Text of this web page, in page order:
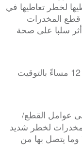
لخطر تعاطيها في
قطع المخدرات
سلبا على صحة
الوقت: 9 صباحاً توقيت الجبل (MST) / 12 مساءً بالتوقيت
عوامل القطع/
لخطر شديد
للعدوى التي تصيب "كوفيد-19" وما يتصل بها من